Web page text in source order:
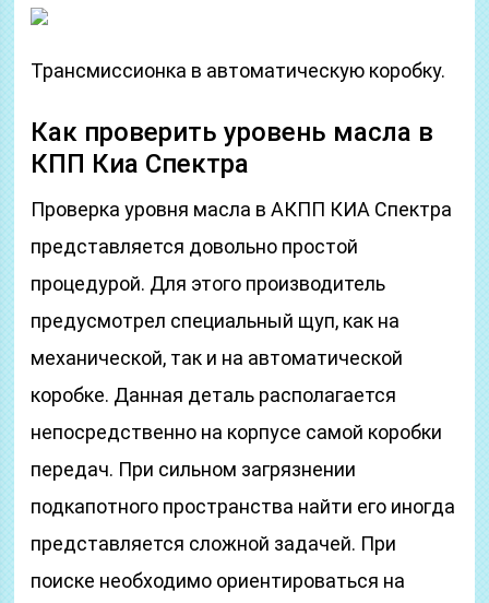
Трансмиссионка в автоматическую коробку.
Как проверить уровень масла в
КПП Киа Спектра
Проверка уровня масла в АКПП КИА Спектра
представляется довольно простой
процедурой. Для этого производитель
предусмотрел специальный щуп, как на
механической, так и на автоматической
коробке. Данная деталь располагается
непосредственно на корпусе самой коробки
передач. При сильном загрязнении
подкапотного пространства найти его иногда
представляется сложной задачей. При
поиске необходимо ориентироваться на